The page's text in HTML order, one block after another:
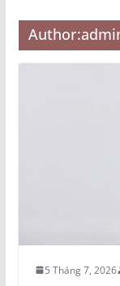
Author:
5 Tháng 7, 2026